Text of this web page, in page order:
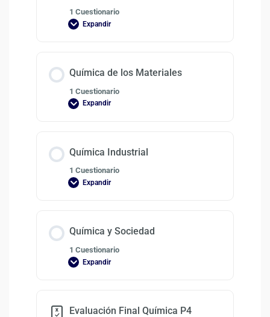
1 Cuestionario
Expandir
Química de los Materiales
1 Cuestionario
Expandir
Química Industrial
1 Cuestionario
Expandir
Química y Sociedad
1 Cuestionario
Expandir
Evaluación Final Química P4